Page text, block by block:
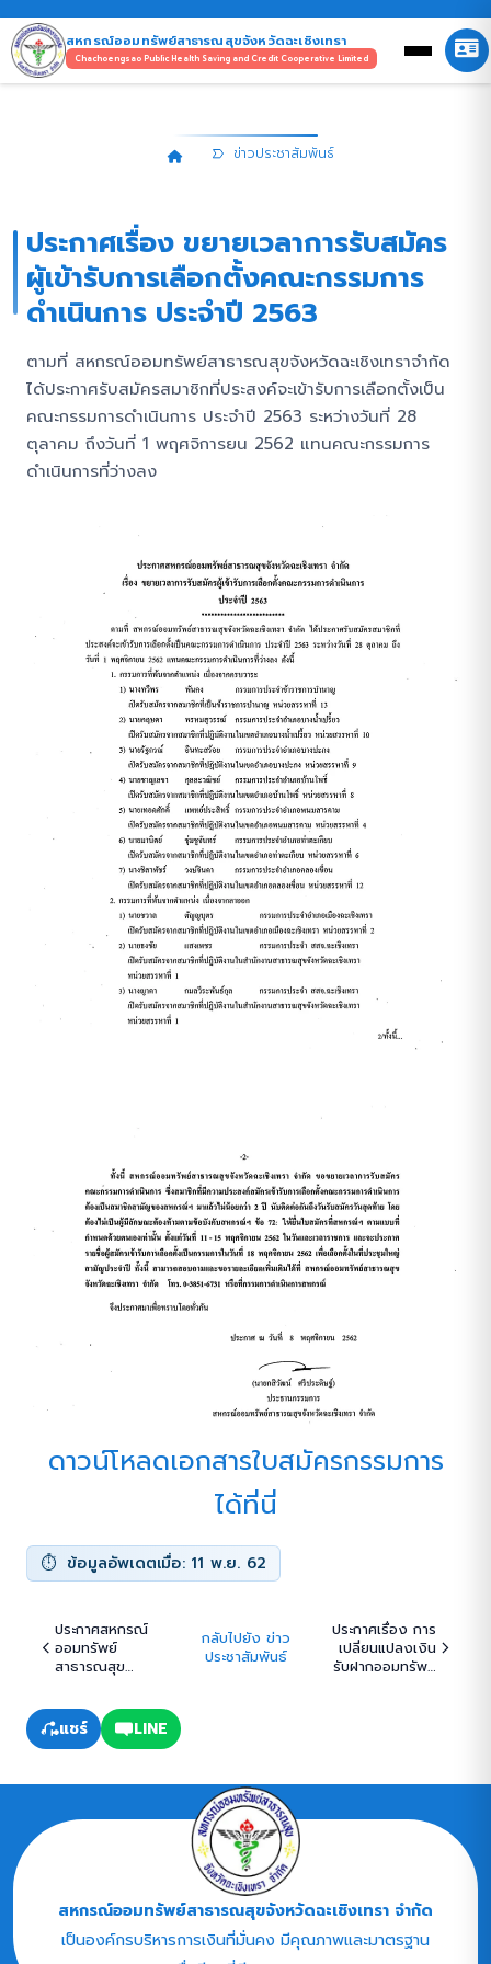
สหกรณ์ออมทรัพย์สาธารณสุขจังหวัดฉะเชิงเทรา
Chachoengsao Public Health Saving and Credit Cooperative Limited
ข่าวประชาสัมพันธ์
ประกาศเรื่อง ขยายเวลาการรับสมัคร
ผู้เข้ารับการเลือกตั้งคณะกรรมการ
ดำเนินการ ประจำปี 2563
ตามที่ สหกรณ์ออมทรัพย์สาธารณสุขจังหวัดฉะเชิงเทราจำกัด
ได้ประกาศรับสมัครสมาชิกที่ประสงค์จะเข้ารับการเลือกตั้งเป็น
คณะกรรมการดำเนินการ ประจำปี 2563 ระหว่างวันที่ 28
ตุลาคม ถึงวันที่ 1 พฤศจิการยน 2562 แทนคณะกรรมการ
ดำเนินการที่ว่างลง
ดาวน์โหลดเอกสารใบสมัครกรรมการ
ได้ที่นี่
ข้อมูลอัพเดตเมื่อ: 11 พ.ย. 62
ประกาศสหกรณ์
ออมทรัพย์
สาธารณสุข
จำกัด: เรื่องการ
ขอรับทุนส่งเสริม
กลับไปยัง ข่าว
ประชาสัมพันธ์
ประกาศเรื่อง การ
เปลี่ยนแปลงเงิน
รับฝากออมทรัพย์
แชร์ LINE
สหกรณ์ออมทรัพย์สาธารณสุขจังหวัดฉะเชิงเทรา จำกัด
เป็นองค์กรบริหารการเงินที่มั่นคง มีคุณภาพและมาตรฐาน